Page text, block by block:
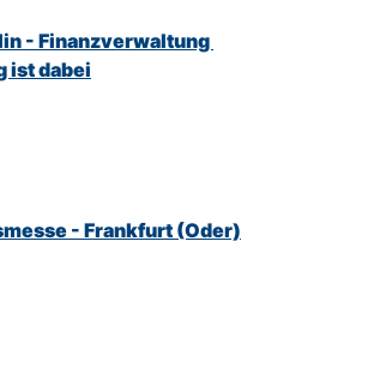
- Finanzverwaltung
ist dabei
- Frankfurt (Oder)